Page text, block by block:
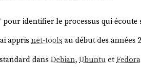
pour identifier le processus qui
apprisnet-tools au début des années
dansDebian,Ubuntu etFedora